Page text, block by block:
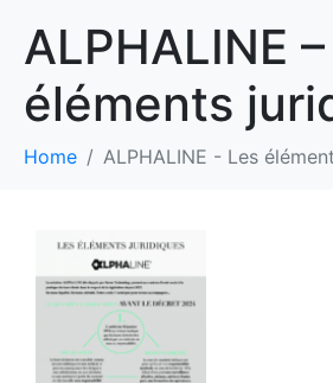
ALPHALINE
éléments
Home ALPHALINE - Les